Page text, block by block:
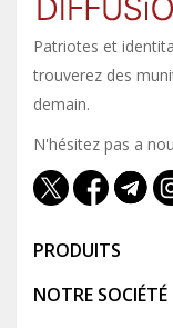
Patriotes et
trouverez des
demain.
N'hésitez pas a
PRODUITS
NOTRE SOCIÉTÉ